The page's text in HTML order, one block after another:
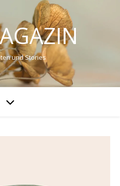
und Stories